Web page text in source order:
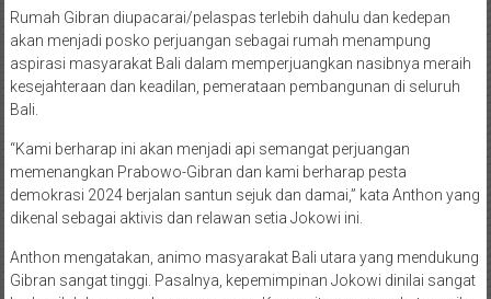
Rumah Gibran diupacarai/pelaspas terlebih dahulu dan kedepan
akan menjadi posko perjuangan sebagai rumah menampung
aspirasi masyarakat Bali dalam memperjuangkan nasibnya meraih
kesejahteraan dan keadilan, pemerataan pembangunan di seluruh
Bali.
“Kami berharap ini akan menjadi api semangat perjuangan
memenangkan Prabowo-Gibran dan kami berharap pesta
demokrasi 2024 berjalan santun sejuk dan damai,” kata Anthon yang
dikenal sebagai aktivis dan relawan setia Jokowi ini.
Anthon mengatakan, animo masyarakat Bali utara yang mendukung
Gibran sangat tinggi. Pasalnya, kepemimpinan Jokowi dinilai sangat